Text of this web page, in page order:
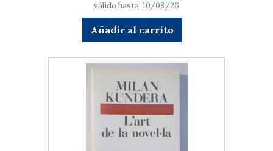
válido hasta: 10/08/26
Añadir al carrito